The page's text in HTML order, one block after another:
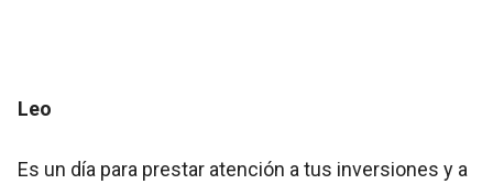
Leo
Es un día para prestar atención a tus inversiones y a